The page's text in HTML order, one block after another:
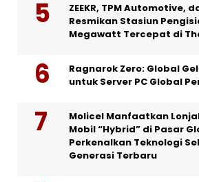
ZEEKR, TPM Automotive,
Resmikan Stasiun
Megawatt Tercepat di
Ragnarok Zero: Global
untuk Server PC Global
Molicel Manfaatkan
Mobil “Hybrid” di Pasar
Perkenalkan Teknologi
Generasi Terbaru